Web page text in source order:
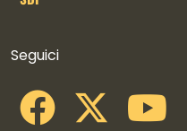
Seguici